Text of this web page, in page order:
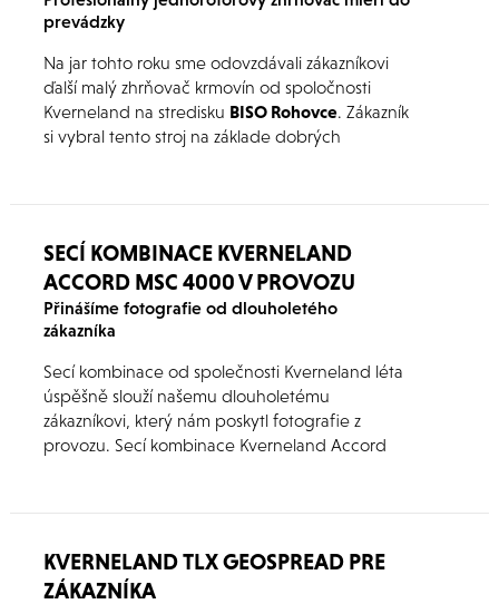
prevádzky
Na jar tohto roku sme odovzdávali zákazníkovi
ďalší malý zhrňovač krmovín od spoločnosti
Kverneland na stredisku BISO Rohovce. Zákazník
si vybral tento stroj na základe dobrých
SECÍ KOMBINACE KVERNELAND
ACCORD MSC 4000 V PROVOZU
Přinášíme fotografie od dlouholetého
zákazníka
Secí kombinace od společnosti Kverneland léta
úspěšně slouží našemu dlouholetému
zákazníkovi, který nám poskytl fotografie z
provozu. Secí kombinace Kverneland Accord
KVERNELAND TLX GEOSPREAD PRE
ZÁKAZNÍKA